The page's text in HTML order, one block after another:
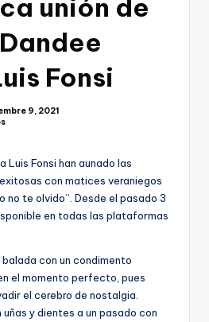
unión de
Fonsi
9, 2021
Luis Fonsi han aunado las
con matices veraniegos
no te olvido”. Desde el pasado 3
en todas las plataformas
con un condimento
el momento perfecto, pues
el cerebro de nostalgia.
y dientes a un pasado con